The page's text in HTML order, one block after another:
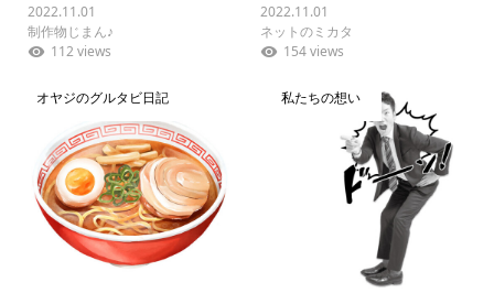
2022.11.01
制作物じまん♪
112 views
2022.11.01
ネットのミカタ
154 views
オヤジのグルタビ日記 私たちの想い